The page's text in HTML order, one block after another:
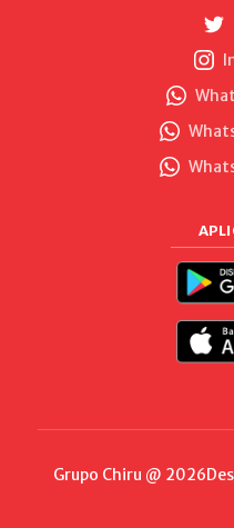
Grupo Chiru @ 2026